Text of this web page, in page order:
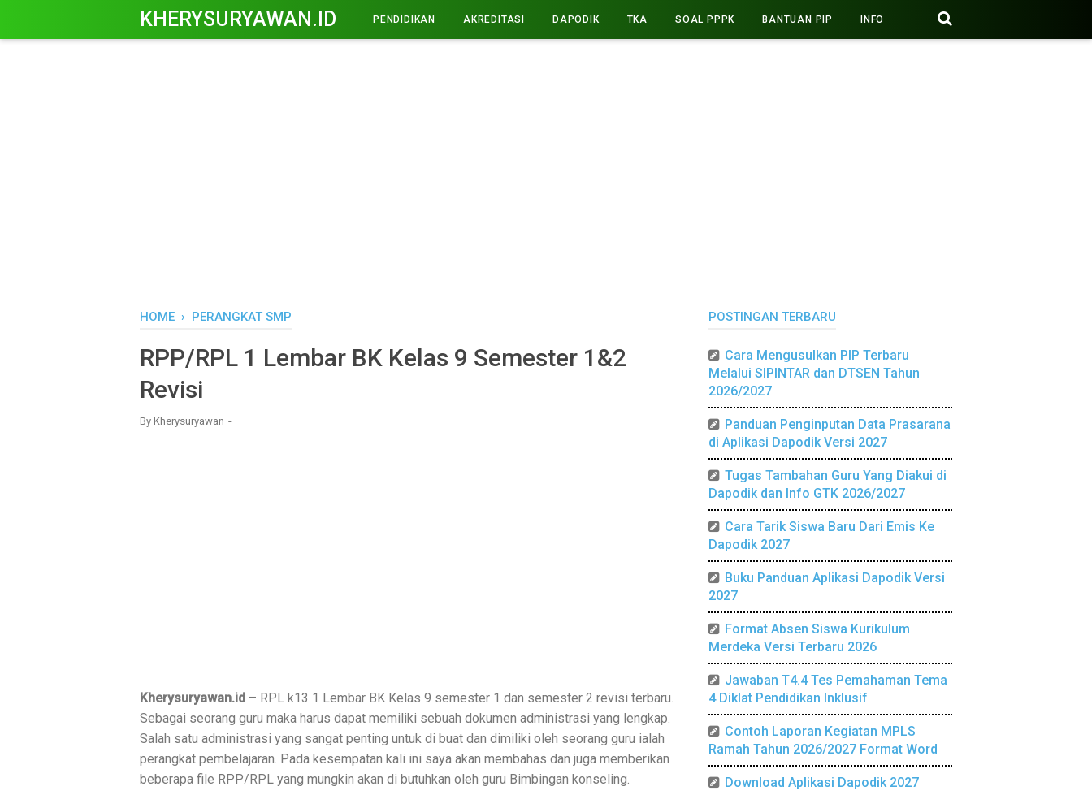
KHERYSURYAWAN.ID PENDIDIKAN AKREDITASI DAPODIK TKA SOAL PPPK BANTUAN PIP INFO
HOME › PERANGKAT SMP
RPP/RPL 1 Lembar BK Kelas 9 Semester 1&2
Revisi
By Kherysuryawan
Kherysuryawan.id – RPL k13 1 Lembar BK Kelas 9 semester 1 dan semester 2 revisi terbaru.
Sebagai seorang guru maka harus dapat memiliki sebuah dokumen administrasi yang lengkap.
Salah satu administrasi yang sangat penting untuk di buat dan dimiliki oleh seorang guru ialah
perangkat pembelajaran. Pada kesempatan kali ini saya akan membahas dan juga memberikan
beberapa file RPP/RPL yang mungkin akan di butuhkan oleh guru Bimbingan konseling.
POSTINGAN TERBARU
Cara Mengusulkan PIP Terbaru
Melalui SIPINTAR dan DTSEN Tahun
2026/2027
Panduan Penginputan Data Prasarana
di Aplikasi Dapodik Versi 2027
Tugas Tambahan Guru Yang Diakui di
Dapodik dan Info GTK 2026/2027
Cara Tarik Siswa Baru Dari Emis Ke
Dapodik 2027
Buku Panduan Aplikasi Dapodik Versi
2027
Format Absen Siswa Kurikulum
Merdeka Versi Terbaru 2026
Jawaban T4.4 Tes Pemahaman Tema
4 Diklat Pendidikan Inklusif
Contoh Laporan Kegiatan MPLS
Ramah Tahun 2026/2027 Format Word
Download Aplikasi Dapodik 2027